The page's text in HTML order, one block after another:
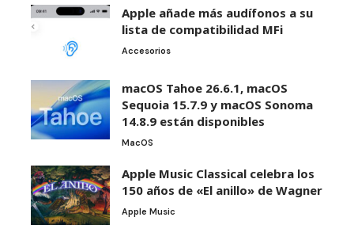
Apple añade más audífonos a su
lista de compatibilidad MFi
Accesorios
macOS Tahoe 26.6.1, macOS
Sequoia 15.7.9 y macOS Sonoma
14.8.9 están disponibles
MacOS
Apple Music Classical celebra los
150 años de «El anillo» de Wagner
Apple Music